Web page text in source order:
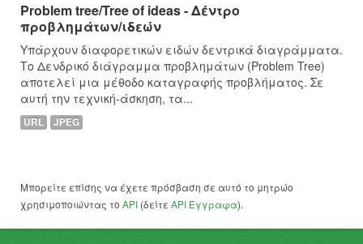
Problem tree/Tree of ideas - Δέντρο
προβλημάτων/ιδεών
Υπάρχουν διαφορετικών ειδών δεντρικά διαγράμματα.
Το Δενδρικό διάγραμμα προβλημάτων (Problem Tree)
αποτελεί μια μέθοδο καταγραφής προβλήματος. Σε
αυτή την τεχνική-άσκηση, τα...
URL JPEG
Μπορείτε επίσης να έχετε πρόσβαση σε αυτό το μητρώο
χρησιμοποιώντας το API (δείτε API Έγγραφα).